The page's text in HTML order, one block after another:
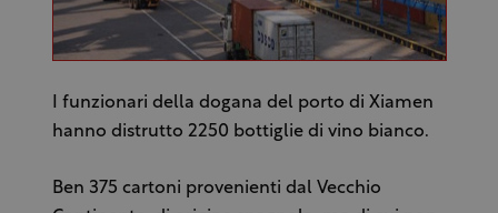
I funzionari della dogana del porto di Xiamen
hanno distrutto 2250 bottiglie di vino bianco.
Ben 375 cartoni provenienti dal Vecchio